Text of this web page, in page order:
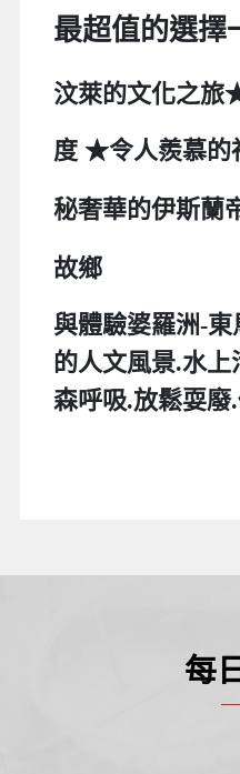
最超值的選擇
汶萊的文化之旅
度 ★令人羨慕的
秘奢華的伊斯蘭
故鄉
與體驗婆羅洲-
的人文風景.水
森呼吸.放鬆耍廢
每